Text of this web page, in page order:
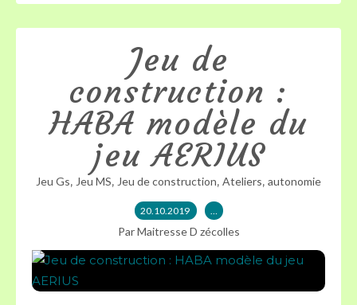
Jeu de
construction :
HABA modèle du
jeu AERIUS
Jeu Gs, Jeu MS, Jeu de construction, Ateliers, autonomie
20.10.2019 …
Par Maitresse D zécolles